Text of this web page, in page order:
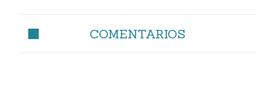
COMENTARIOS